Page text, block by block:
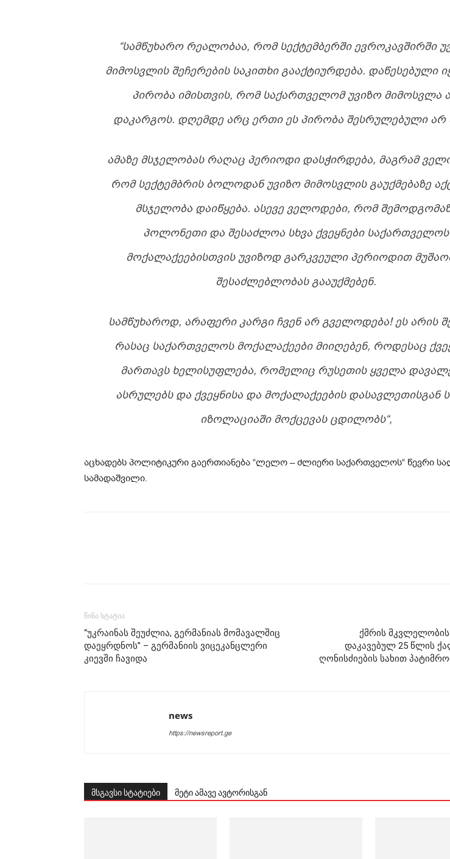
“ᲡᲐᲛᲬᲣᲮᲐᲠᲝ ᲠᲔᲐᲚᲝᲑᲐᲐ, ᲠᲝᲛ ᲡᲔᲥᲢᲔᲛᲑᲔᲠᲨᲘ ᲔᲕᲠᲝᲙᲐᲕᲨᲘᲠᲨᲘ
ᲛᲘᲛᲝᲡᲕᲚᲘᲡ ᲨᲔᲩᲔᲠᲔᲑᲘᲡ ᲡᲐᲙᲘᲗᲮᲘ ᲒᲐᲐᲥᲢᲘᲣᲠᲓᲔᲑᲐ. ᲓᲐᲬᲔᲡᲔᲑᲣᲚᲘ
ᲞᲘᲠᲝᲑᲐ ᲘᲛᲘᲡᲗᲕᲘᲡ, ᲠᲝᲛ ᲡᲐᲥᲐᲠᲗᲕᲔᲚᲝᲛ ᲣᲕᲘᲖᲝ ᲛᲘᲛᲝᲡᲕᲚᲐ
ᲓᲐᲙᲐᲠᲒᲝᲡ. ᲓᲦᲔᲛᲓᲔ ᲐᲠᲪ ᲔᲠᲗᲘ ᲔᲡ ᲞᲘᲠᲝᲑᲐ ᲨᲔᲡᲠᲣᲚᲔᲑᲣᲚᲘ ᲐᲠ
ᲐᲛᲐᲖᲔ ᲛᲡᲯᲔᲚᲝᲑᲐᲡ ᲠᲐᲦᲐᲪ ᲞᲔᲠᲘᲝᲓᲘ ᲓᲐᲡᲭᲘᲠᲓᲔᲑᲐ, ᲛᲐᲒᲠᲐᲛ
ᲠᲝᲛ ᲡᲔᲥᲢᲔᲛᲑᲠᲘᲡ ᲑᲝᲚᲝᲓᲐᲜ ᲣᲕᲘᲖᲝ ᲛᲘᲛᲝᲡᲕᲚᲘᲡ ᲒᲐᲣᲥᲛᲔᲑᲐᲖᲔ
ᲛᲡᲯᲔᲚᲝᲑᲐ ᲓᲐᲘᲬᲧᲔᲑᲐ. ᲐᲡᲔᲕᲔ ᲕᲔᲚᲝᲓᲔᲑᲘ, ᲠᲝᲛ
ᲞᲝᲚᲝᲜᲔᲗᲘ ᲓᲐ ᲨᲔᲡᲐᲫᲚᲝᲐ ᲡᲮᲕᲐ ᲥᲕᲔᲧᲜᲔᲑᲘ ᲡᲐᲥᲐᲠᲗᲕᲔᲚᲝᲡ
ᲛᲝᲥᲐᲚᲐᲥᲔᲔᲑᲘᲡᲗᲕᲘᲡ ᲣᲕᲘᲖᲝᲓ ᲒᲐᲠᲙᲕᲔᲣᲚᲘ ᲞᲔᲠᲘᲝᲓᲘᲗ
ᲨᲔᲡᲐᲫᲚᲔᲑᲚᲝᲑᲐᲡ ᲒᲐᲐᲣᲥᲛᲔᲑᲔᲜ.
ᲡᲐᲛᲬᲣᲮᲐᲠᲝᲓ, ᲐᲠᲐᲤᲔᲠᲘ ᲙᲐᲠᲒᲘ ᲩᲕᲔᲜ ᲐᲠ ᲒᲕᲔᲚᲝᲓᲔᲑᲐ! ᲔᲡ ᲐᲠᲘᲡ
ᲠᲐᲡᲐᲪ ᲡᲐᲥᲐᲠᲗᲕᲔᲚᲝᲡ ᲛᲝᲥᲐᲚᲐᲥᲔᲔᲑᲘ ᲛᲘᲘᲦᲔᲑᲔᲜ, ᲠᲝᲓᲔᲡᲐᲪ
ᲛᲐᲠᲗᲐᲕᲡ ᲮᲔᲚᲘᲡᲣᲤᲚᲔᲑᲐ, ᲠᲝᲛᲔᲚᲘᲪ ᲠᲣᲡᲔᲗᲘᲡ ᲧᲕᲔᲚᲐ
ᲐᲡᲠᲣᲚᲔᲑᲡ ᲓᲐ ᲥᲕᲔᲧᲜᲘᲡᲐ ᲓᲐ ᲛᲝᲥᲐᲚᲐᲥᲔᲔᲑᲘᲡ ᲓᲐᲡᲐᲕᲚᲔᲗᲘᲡᲒᲐᲜ
ᲘᲖᲝᲚᲐᲪᲘᲐᲨᲘ ᲛᲝᲥᲪᲔᲕᲐᲡ ᲪᲓᲘᲚᲝᲑᲡ“,
აცხადებს პოლიტიკური გაერთიანება “ლელო – ძლიერი საქართველოს“ წევრი
სამადაშვილი.
წინა სტატია
“უკრაინას შეუძლია, გერმანიას მომავალშიც
დაეყრდნოს” – გერმანიის ვიცეკანცლერი
კიევში ჩავიდა
ქმრის
დაკავებულ 25 წლის
ღონისძიების სახით
news
https://newsreport.ge
მსგავსი სტატიები მეტი ამავე ავტორისგან